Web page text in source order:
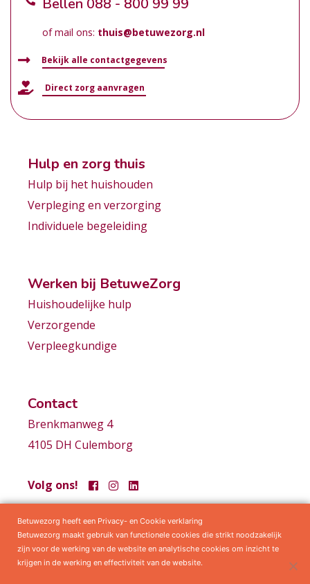
Bellen 088 - 800 99 99
of mail ons: thuis@betuwezorg.nl
Bekijk alle contactgegevens
Direct zorg aanvragen
Hulp en zorg thuis
Hulp bij het huishouden
Verpleging en verzorging
Individuele begeleiding
Werken bij BetuweZorg
Huishoudelijke hulp
Verzorgende
Verpleegkundige
Contact
Brenkmanweg 4
4105 DH Culemborg
Volg ons!
Samenwerkingen Privacy statement Algemene voorwaarden
Betuwezorg heeft een Privacy- en Cookie verklaring
Betuwezorg maakt gebruik van functionele cookies die strikt noodzakelijk
zijn voor de werking van de website en analytische cookies om inzicht te
krijgen in de werking en effectiviteit van de website.